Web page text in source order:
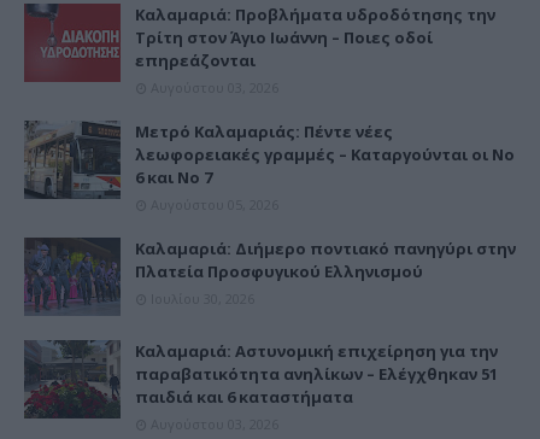
Καλαμαριά: Προβλήματα υδροδότησης την
Τρίτη στον Άγιο Ιωάννη – Ποιες οδοί
επηρεάζονται
Μετρό Καλαμαριάς: Πέντε νέες
λεωφορειακές γραμμές – Καταργούνται οι Νο
6 και Νο 7
Καλαμαριά: Διήμερο ποντιακό πανηγύρι στην
Πλατεία Προσφυγικού Ελληνισμού
Καλαμαριά: Αστυνομική επιχείρηση για την
παραβατικότητα ανηλίκων – Ελέγχθηκαν 51
παιδιά και 6 καταστήματα